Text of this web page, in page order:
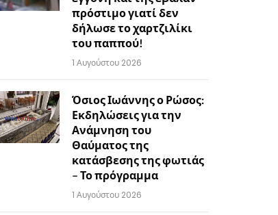
πρόστιμο γιατί δεν
δήλωσε το χαρτζιλίκι
του παππού!
1 Αυγούστου 2026
Όσιος Ιωάννης ο Ρώσος:
Εκδηλώσεις για την
Ανάμνηση του
Θαύματος της
κατάσβεσης της φωτιάς
– Το πρόγραμμα
1 Αυγούστου 2026